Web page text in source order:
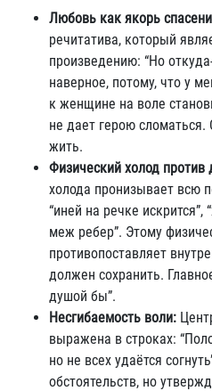
Любовь как якорь
речитатива, который
произведению: “Но
наверное, потому, что у
к женщине на воле
не дает герою
жить.
Физический холод против
холода пронизывает всю
“иней на речке
меж ребер”. Этому
противопоставляет
должен сохранить.
душой бы”.
Несгибаемость воли:
выражена в строках:
но не всех удаётся
обстоятельств, но